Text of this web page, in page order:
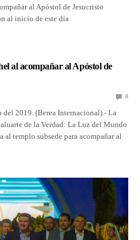
al Apóstol de Jesucristo
al inicio de este día
al acompañar al Apóstol de
0
2019. (Berea Internacional).- La
de la Verdad: La Luz del Mundo
templo subsede para acompañar al